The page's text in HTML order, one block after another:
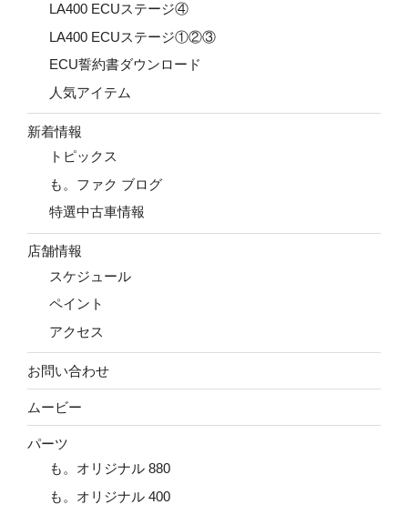
LA400 ECUステージ④
LA400 ECUステージ①②③
ECU誓約書ダウンロード
人気アイテム
新着情報
トピックス
も。ファク ブログ
特選中古車情報
店舗情報
スケジュール
ペイント
アクセス
お問い合わせ
ムービー
パーツ
も。オリジナル 880
も。オリジナル 400